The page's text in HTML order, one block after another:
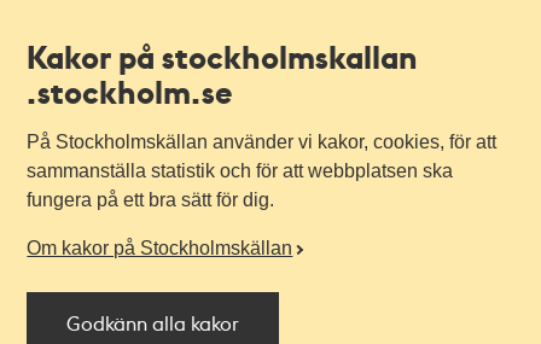
Kakor på stockholmskallan
.stockholm.se
På Stockholmskällan använder vi kakor, cookies, för att
sammanställa statistik och för att webbplatsen ska
fungera på ett bra sätt för dig.
Om kakor på Stockholmskällan
Godkänn alla kakor